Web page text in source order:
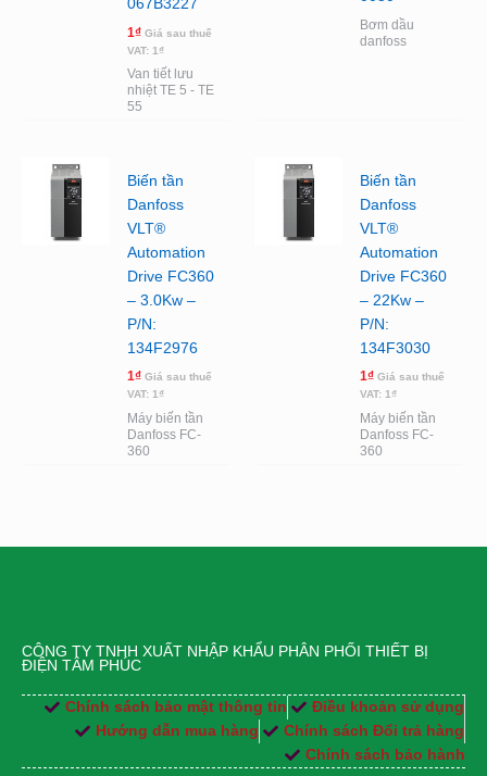
067B3227
1₫ Giá sau thuế
VAT: 1₫
Van tiết lưu
nhiệt TE 5 - TE
55
Bơm dầu
danfoss
Biến tần
Danfoss
VLT®
Automation
Drive FC360
– 3.0Kw –
P/N:
134F2976
1₫ Giá sau thuế
VAT: 1₫
Máy biến tần
Danfoss FC-
360
Biến tần
Danfoss
VLT®
Automation
Drive FC360
– 22Kw –
P/N:
134F3030
1₫ Giá sau thuế
VAT: 1₫
Máy biến tần
Danfoss FC-
360
CÔNG TY TNHH XUẤT NHẬP KHẨU PHÂN PHỐI THIẾT BỊ
ĐIỆN TÂM PHÚC
Chính sách bảo mật thông tin
Điều khoản sử dụng
Hướng dẫn mua hàng
Chính sách Đổi trả hàng
Chính sách bảo hành